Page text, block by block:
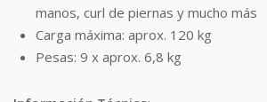
manos, curl de piernas y mucho más
Carga máxima: aprox. 120 kg
Pesas: 9 x aprox. 6,8 kg